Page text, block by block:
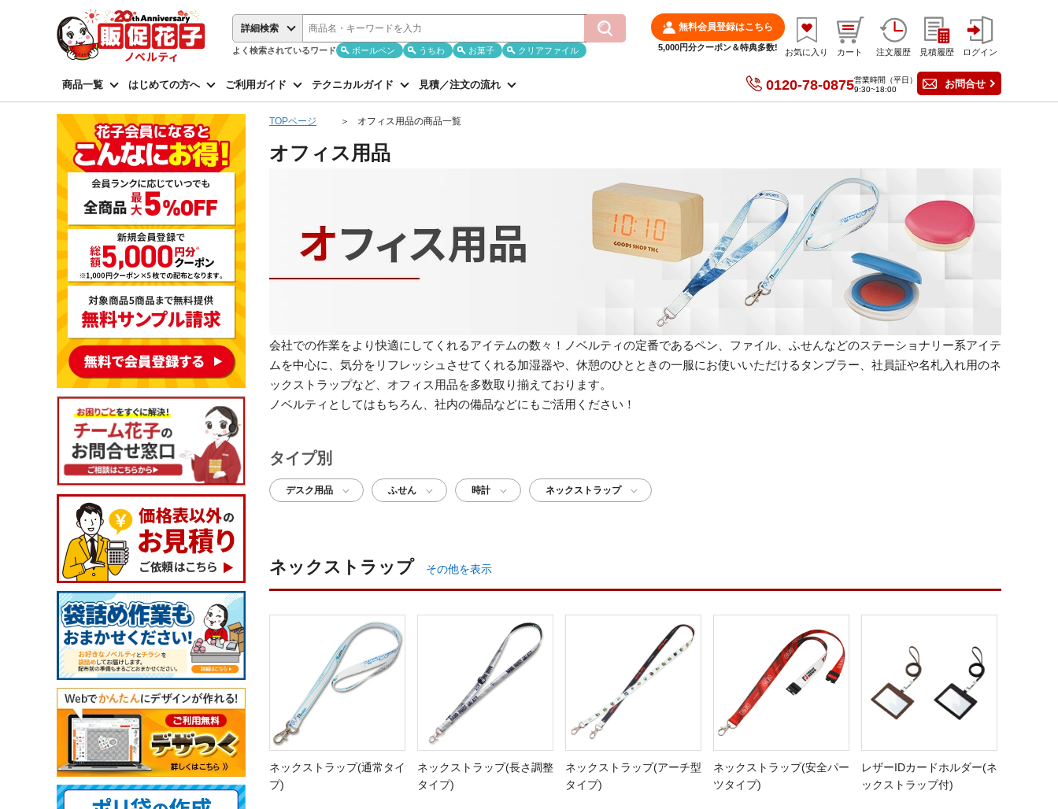
詳細検索
よく検索されているワード ボールペン うちわ お菓子 クリアファイル
無料会員登録はこちら
5,000円分クーポン＆特典多数! お気に入り カート 注文履歴 見積履歴 ログイン
商品一覧 はじめての方へ ご利用ガイド テクニカルガイド 見積／注文の流れ 0120-78-0875営業時間（平日）
9:30~18:00
お問合せ
TOPページ オフィス用品の商品一覧
オフィス用品
会社での作業をより快適にしてくれるアイテムの数々！ノベルティの定番であるペン、ファイル、ふせんなどのステーショナリー系アイテ
ムを中心に、気分をリフレッシュさせてくれる加湿器や、休憩のひとときの一服にお使いいただけるタンブラー、社員証や名札入れ用のネ
ックストラップなど、オフィス用品を多数取り揃えております。
ノベルティとしてはもちろん、社内の備品などにもご活用ください！
タイプ別
デスク用品 ふせん 時計 ネックストラップ
ネックストラップ その他を表示
ネックストラップ(通常タイ
プ)
ネックストラップ(長さ調整
タイプ)
ネックストラップ(アーチ型
タイプ)
ネックストラップ(安全パー
ツタイプ)
レザーIDカードホルダー(ネ
ックストラップ付)